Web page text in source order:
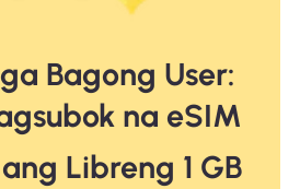
Bagong User:
na eSIM
Libreng 1 GB